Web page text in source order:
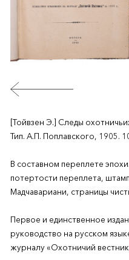
[Тойвзен Э.] Следы
Тип. А.П. Поплавского, 1905.
В составном переплете
потертости переплета,
Мадчавариани, страницы
Первое и единственное
руководство на русском
журналу «Охотничий